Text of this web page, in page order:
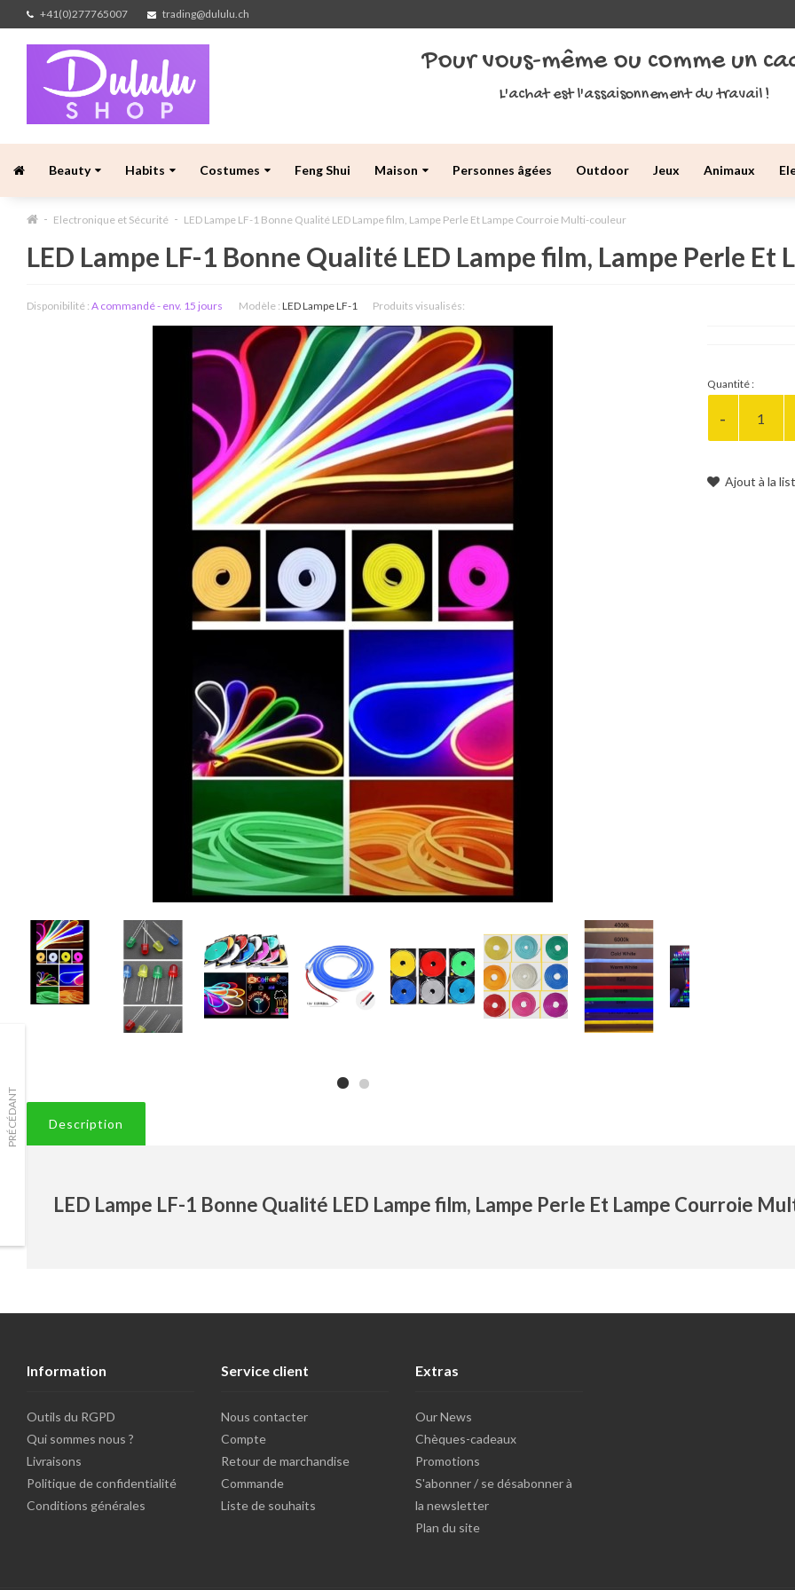
+41(0)277765007 trading@dululu.ch
Pour vous-même ou comme un
L'achat est l'assaisonnement du travail !
Beauty Habits Costumes Feng Shui Maison Personnes âgées Outdoor Jeux Animaux
Electronique et Sécurité LED Lampe LF-1 Bonne Qualité LED Lampe film, Lampe Perle Et Lampe Courroie Multi-couleur
PRÉCÉDANT
LED Lampe LF-1 Bonne Qualité LED Lampe film, Lampe Perle
Disponibilité : A commandé - env. 15 jours Modèle : LED Lampe LF-1 Produits visualisés:
Quantité :
Ajout à la
Description
LED Lampe LF-1 Bonne Qualité LED Lampe film, Lampe Perle Et Lampe Courroie
Information
Outils du RGPD
Qui sommes nous ?
Livraisons
Politique de confidentialité
Conditions générales
Service client
Nous contacter
Compte
Retour de marchandise
Commande
Liste de souhaits
Extras
Our News
Chèques-cadeaux
Promotions
S'abonner / se désabonner à
la newsletter
Plan du site